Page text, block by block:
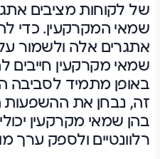
של לקוחות מציבים
שמאי המקרקעין. כדי
אתגרים אלה ולשמור על
שמאי מקרקעין
באופן מתמיד
זה, נבחן את ההשפעות
בהן שמאי מקרקעין
רלוונטיים ולספק ערך